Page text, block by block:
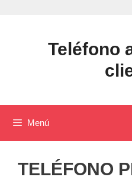
Teléfono
Menú
TELÉFONO